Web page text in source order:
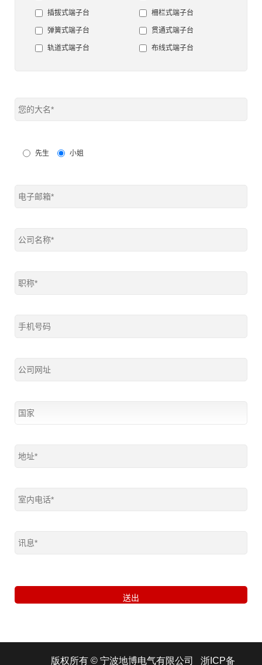
插拔式端子台 柵栏式端子台
弹簧式端子台 贯通式端子台
轨道式端子台 布线式端子台
先生 小姐
版权所有 © 宁波地博电气有限公司 浙ICP备